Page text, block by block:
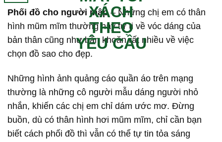
Phối đồ cho người mập– Những chị em có thân
hình mũm mĩm thường hay tự ti về vóc dáng của
bản thân cũng như băn khoăn rất nhiều về việc
chọn đồ sao cho đẹp.
Những hình ảnh quảng cáo quần áo trên mạng
thường là những cô người mẫu dáng người nhỏ
nhắn, khiến các chị em chỉ dám ước mơ. Đừng
buồn, dù có thân hình hơi mũm mĩm, chỉ cần bạn
biết cách phối đồ thì vẫn có thể tự tin tỏa sáng